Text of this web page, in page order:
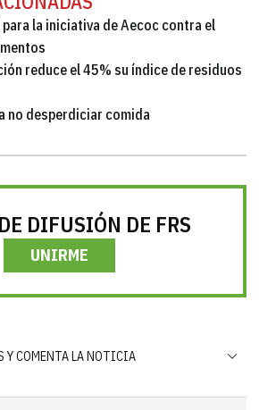
la iniciativa de Aecoc contra el
reduce el 45% su índice de residuos
no desperdiciar comida
DIFUSIÓN DE FRS
UNIRME
Y COMENTA LA NOTICIA